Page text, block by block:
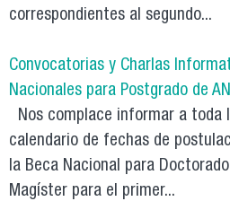
correspondientes al segundo...
Convocatorias y Charlas
Nacionales para Postgrado de
Nos complace informar a toda
calendario de fechas de
la Beca Nacional para
Magíster para el primer...